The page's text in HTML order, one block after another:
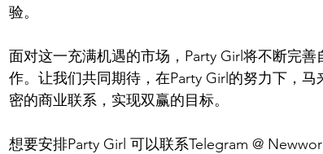
验。
面对这一充满机遇的市场，Party Girl将不断完
作。让我们共同期待，在Party Girl的努力下，
密的商业联系，实现双赢的目标。
想要安排Party Girl 可以联系Telegram @